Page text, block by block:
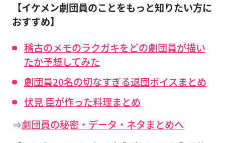
【イケメン劇団員のことをもっと知りたい方に
おすすめ】
稽古のメモのラクガキをどの劇団員が描い
たか予想してみた
劇団員20名の切なすぎる退団ボイスまとめ
伏見 臣が作った料理まとめ
⇒劇団員の秘密・データ・ネタまとめへ